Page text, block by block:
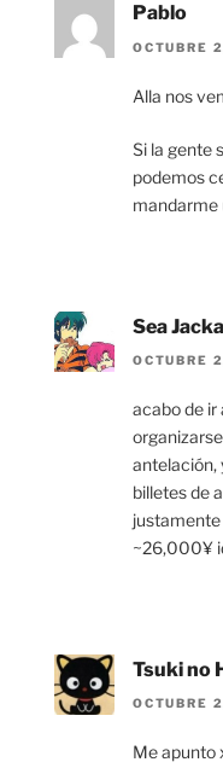
Pablo
OCTUBRE
Alla nos
Si la gente
podemos
mandarme
Sea
OCTUBRE
acabo de ir
antelación,
billetes de
~26,000¥
Tsuki no
OCTUBRE
Me apunto